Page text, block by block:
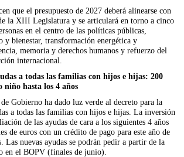
que el presupuesto de 2027 deberá alinearse con
la XIII Legislatura y se articulará en torno a cinco
en el centro de las políticas públicas,
y bienestar, transformación energética y
memoria y derechos humanos y refuerzo del
internacional.
a todas las familias con hijos e hijas: 200
niño hasta los 4 años
Gobierno ha dado luz verde al decreto para la
a todas las familias con hijos e hijas. La inversión
de las ayudas de cara a los siguientes 4 años
de euros con un crédito de pago para este año de
Las nuevas ayudas se podrán pedir a partir de la
en el BOPV (finales de junio).